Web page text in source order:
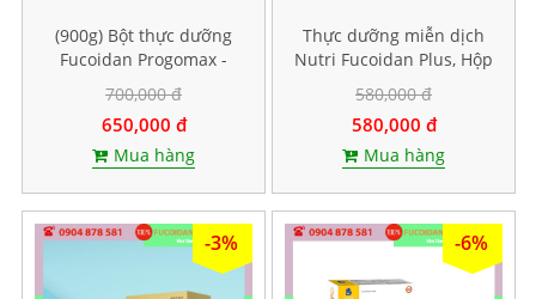
(900g) Bột thực dưỡng
Fucoidan Progomax -
dành cho bệnh nhân ung
thư
700,000 đ
650,000 đ
Mua hàng
Thực dưỡng miễn dịch
Nutri Fucoidan Plus, Hộp
500g
580,000 đ
580,000 đ
Mua hàng
-3% -6%